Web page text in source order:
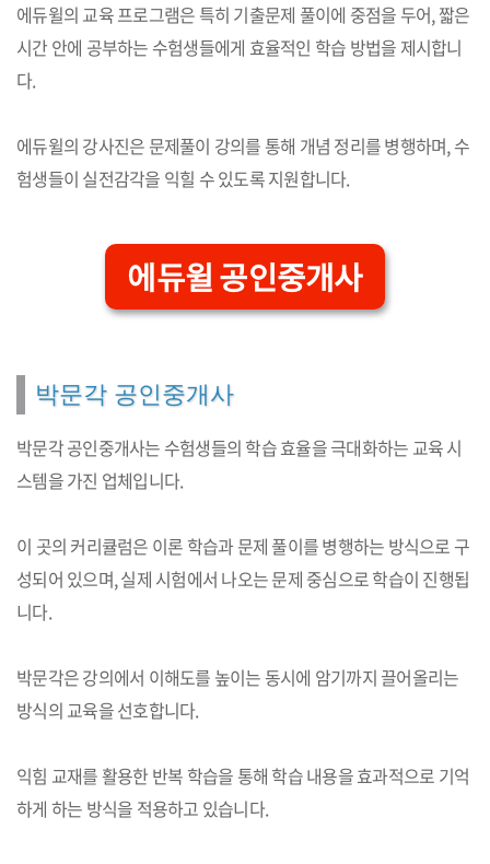
에듀윌의 교육 프로그램은 특히 기출문제 풀이에 중점을 두어, 짧은
시간 안에 공부하는 수험생들에게 효율적인 학습 방법을 제시합니
다.
에듀윌의 강사진은 문제풀이 강의를 통해 개념 정리를 병행하며, 수
험생들이 실전감각을 익힐 수 있도록 지원합니다.
에듀윌 공인중개사
박문각 공인중개사
박문각 공인중개사는 수험생들의 학습 효율을 극대화하는 교육 시
스템을 가진 업체입니다.
이 곳의 커리큘럼은 이론 학습과 문제 풀이를 병행하는 방식으로 구
성되어 있으며, 실제 시험에서 나오는 문제 중심으로 학습이 진행됩
니다.
박문각은 강의에서 이해도를 높이는 동시에 암기까지 끌어올리는
방식의 교육을 선호합니다.
익힘 교재를 활용한 반복 학습을 통해 학습 내용을 효과적으로 기억
하게 하는 방식을 적용하고 있습니다.